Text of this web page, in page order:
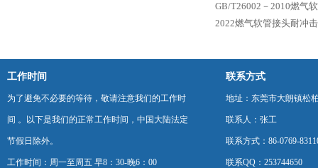
GB/T26002－2010燃气
2022燃气软管接头耐冲
工作时间
为了避免不必要的等待，敬请注意我们的工作时
间 。以下是我们的正常工作时间，中国大陆法定
节假日除外。
工作时间：周一至周五 早8：30-晚6：00
联系方式
地址：东莞市大朗镇松
联系人：张工
联系方式：86-0769-
联系QQ：253744650